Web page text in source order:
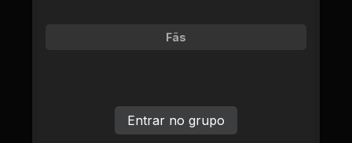
Fãs
Entrar no grupo